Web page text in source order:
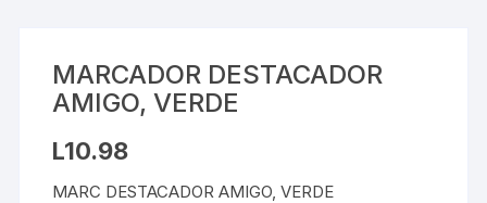
MARCADOR DESTACADOR
AMIGO, VERDE
L10.98
MARC DESTACADOR AMIGO, VERDE